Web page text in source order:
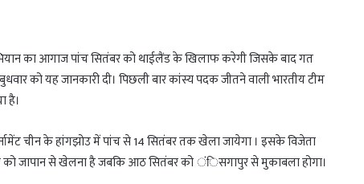
का आगाज पांच सितंबर को थाईलैंड के खिलाफ करेगी जिसके बाद गत
को यह जानकारी दी। पिछली बार कांस्य पदक जीतने वाली भारतीय टीम
है।
चीन के हांगझोउ में पांच से 14 सितंबर तक खेला जायेगा । इसके विजेता
को जापान से खेलना है जबकि आठ सितंबर को ंिसगापुर से मुकाबला होगा।